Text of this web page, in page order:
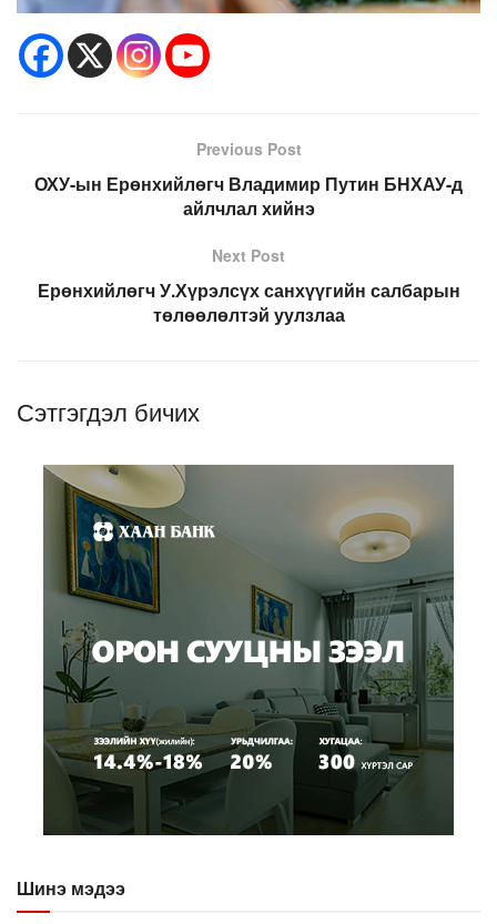
Previous Post
ОХУ-ын Ерөнхийлөгч Владимир Путин БНХАУ-д
айлчлал хийнэ
Next Post
Ерөнхийлөгч У.Хүрэлсүх санхүүгийн салбарын
төлөөлөлтэй уулзлаа
Сэтгэгдэл бичих
Шинэ мэдээ